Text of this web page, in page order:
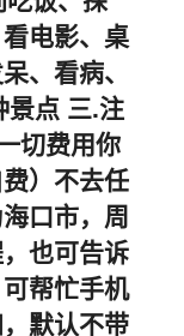
电影、桌
、看病、
景点 三.注
切费用你
）不去任
口市，周
也可告诉
帮忙手机
默认不带